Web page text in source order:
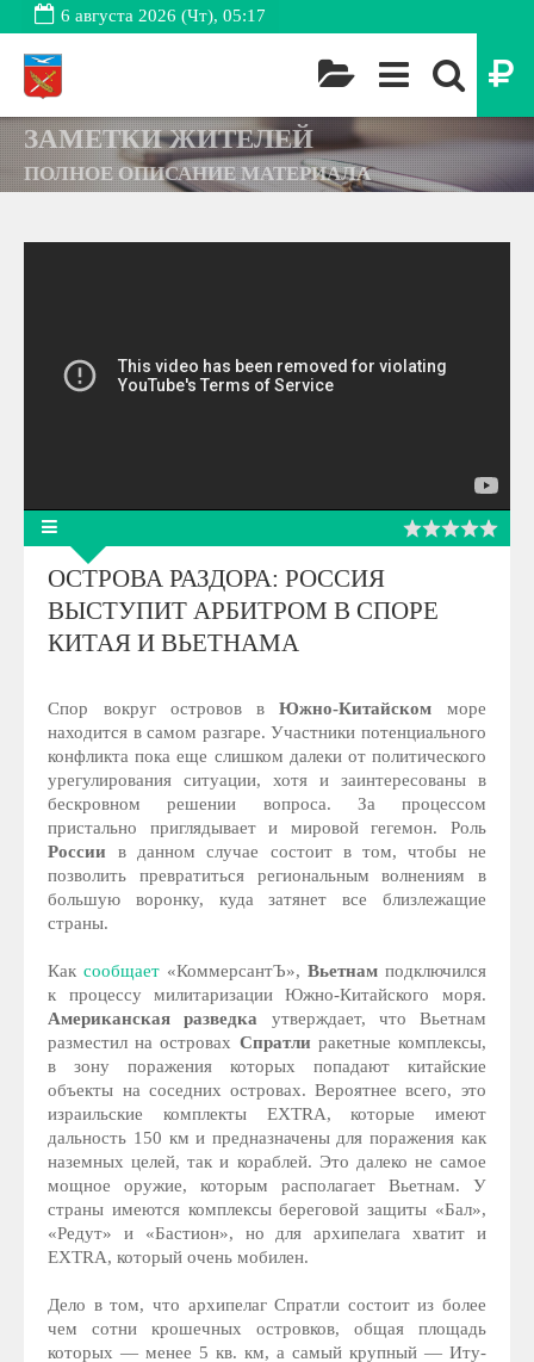
6 августа 2026 (Чт), 05:17
ЗАМЕТКИ ЖИТЕЛЕЙ
ПОЛНОЕ ОПИСАНИЕ МАТЕРИАЛА
ОСТРОВА РАЗДОРА: РОССИЯ
ВЫСТУПИТ АРБИТРОМ В СПОРЕ
КИТАЯ И ВЬЕТНАМА
Спор вокруг островов вЮжно-Китайском море
находится в самом разгаре. Участники потенциального
конфликта пока еще слишком далеки от политического
урегулирования ситуации, хотя и заинтересованы в
бескровном решении вопроса. За процессом
пристально приглядывает и мировой гегемон. Роль
России в данном случае состоит в том, чтобы не
позволить превратиться региональным волнениям в
большую воронку, куда затянет все близлежащие
страны.
Каксообщает «КоммерсантЪ», Вьетнамподключился
к процессу милитаризации Южно-Китайского моря.
Американская разведка утверждает, что Вьетнам
разместил на островах Спратли ракетные комплексы,
в зону поражения которых попадают китайские
объекты на соседних островах. Вероятнее всего, это
израильские комплекты EXTRA, которые имеют
дальность 150 км и предназначены для поражения как
наземных целей, так и кораблей. Это далеко не самое
мощное оружие, которым располагает Вьетнам. У
страны имеются комплексы береговой защиты «Бал»,
«Редут» и «Бастион», но для архипелага хватит и
EXTRA, который очень мобилен.
Дело в том, что архипелаг Спратли состоит из более
чем сотни крошечных островков, общая площадь
которых — менее 5 кв. км, а самый крупный — Иту-